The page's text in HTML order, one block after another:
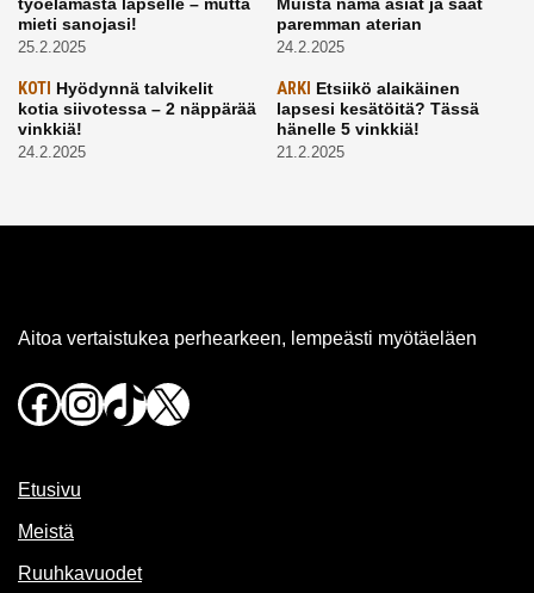
mieti sanojasi!
25.2.2025
paremman aterian
24.2.2025
KOTI Hyödynnä talvikelit
kotia siivotessa – 2 näppärää
vinkkiä!
24.2.2025
ARKI Etsiikö alaikäinen
lapsesi kesätöitä? Tässä
hänelle 5 vinkkiä!
21.2.2025
Aitoa vertaistukea perhearkeen, lempeästi myötäeläen
Facebook
Instagram
TikTok
X
Etusivu
Meistä
Ruuhkavuodet